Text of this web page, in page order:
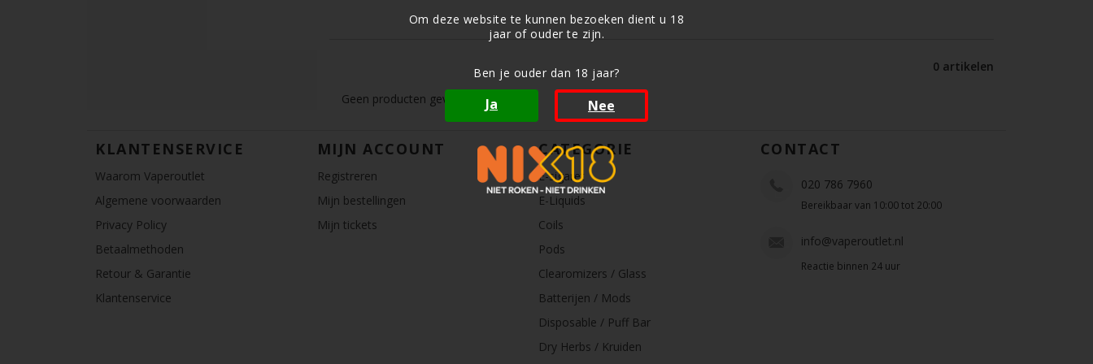
Om deze website te kunnen bezoeken dient u 18
jaar of ouder te zijn.
Ben je ouder dan 18 jaar?
Ja Nee
0 artikelen
Geen producten gevonden!...
KLANTENSERVICE
Waarom Vaperoutlet
Algemene voorwaarden
Privacy Policy
Betaalmethoden
Retour & Garantie
Klantenservice
MIJN ACCOUNT
Registreren
Mijn bestellingen
Mijn tickets
CATEGORIE
E-sigaret
E-Liquids
Coils
Pods
Clearomizers / Glass
Batterijen / Mods
Disposable / Puff Bar
Dry Herbs / Kruiden
CONTACT
020 786 7960
Bereikbaar van 10:00 tot 20:00
info@vaperoutlet.nl
Reactie binnen 24 uur